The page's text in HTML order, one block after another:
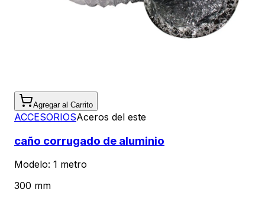
Agregar al Carrito
ACCESORIOSAceros del este
caño corrugado de aluminio
Modelo: 1 metro
300 mm